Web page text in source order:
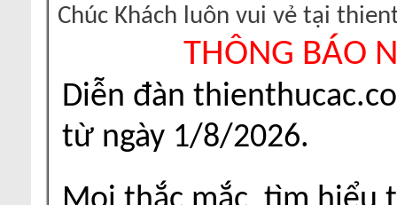
Chúc Khách luôn vui vẻ tại
THÔNG BÁO
Diễn đàn
từ ngày 1/8/2026.